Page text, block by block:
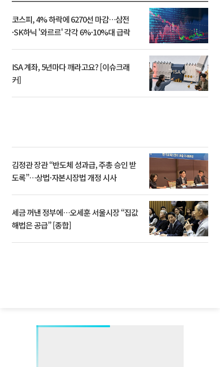
코스피, 4% 하락에 6270선 마감…삼전
·SK하닉 '와르르' 각각 6%·10%대 급락
ISA 계좌, 5년마다 깨라고요? [이슈크래
커]
김정관 장관 “반도체 성과급, 주총 승인 받
도록”…상법·자본시장법 개정 시사
세금 꺼낸 정부에…오세훈 서울시장 “집값
해법은 공급” [종합]